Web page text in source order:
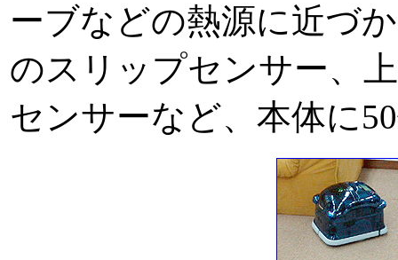
ーブなどの熱源に近づ
のスリップセンサー、
センサーなど、本体に